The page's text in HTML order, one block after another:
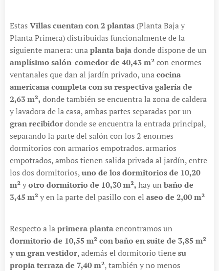
Estas Villas cuentan con 2 plantas (Planta Baja y
Planta Primera) distribuidas funcionalmente de la
siguiente manera: unaplanta bajadonde dispone de un
amplísimo salón-comedor de 40,43 m²con enormes
ventanales que dan al jardín privado, unacocina
americana completa con su respectiva galería de
2,63 m², donde también se encuentra la zona de caldera
y lavadora de la casa, ambas partes separadas por un
gran recibidordonde se encuentra la entrada principal,
separando la parte del salón con los 2 enormes
dormitorios con armarios empotrados. armarios
empotrados, ambos tienen salida privada al jardín, entre
los dos dormitorios,uno de los dormitorios de 10,20
m²yotro dormitorio de 10,30 m², hay un baño de
3,45 m²y en la parte del pasillo con el aseo de 2,00 m²
Respecto a laprimera plantaencontramos un
dormitorio de 10,55 m² con baño en suite de 3,85 m²
y un gran vestidor, además el dormitorio tienesu
propia terraza de 7,40 m², también y no menos